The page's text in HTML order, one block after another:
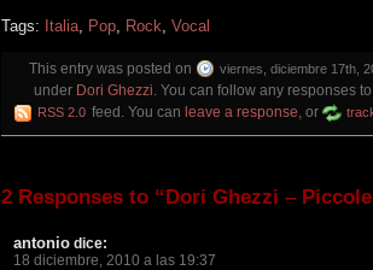
Tags: Italia, Pop, Rock, Vocal
This entry was posted on viernes, diciembre 17th,
under Dori Ghezzi. You can follow any responses
RSS 2.0 feed. You can leave a response, or
2 Responses to “Dori Ghezzi –
antonio dice:
18 diciembre, 2010 a las 19:37